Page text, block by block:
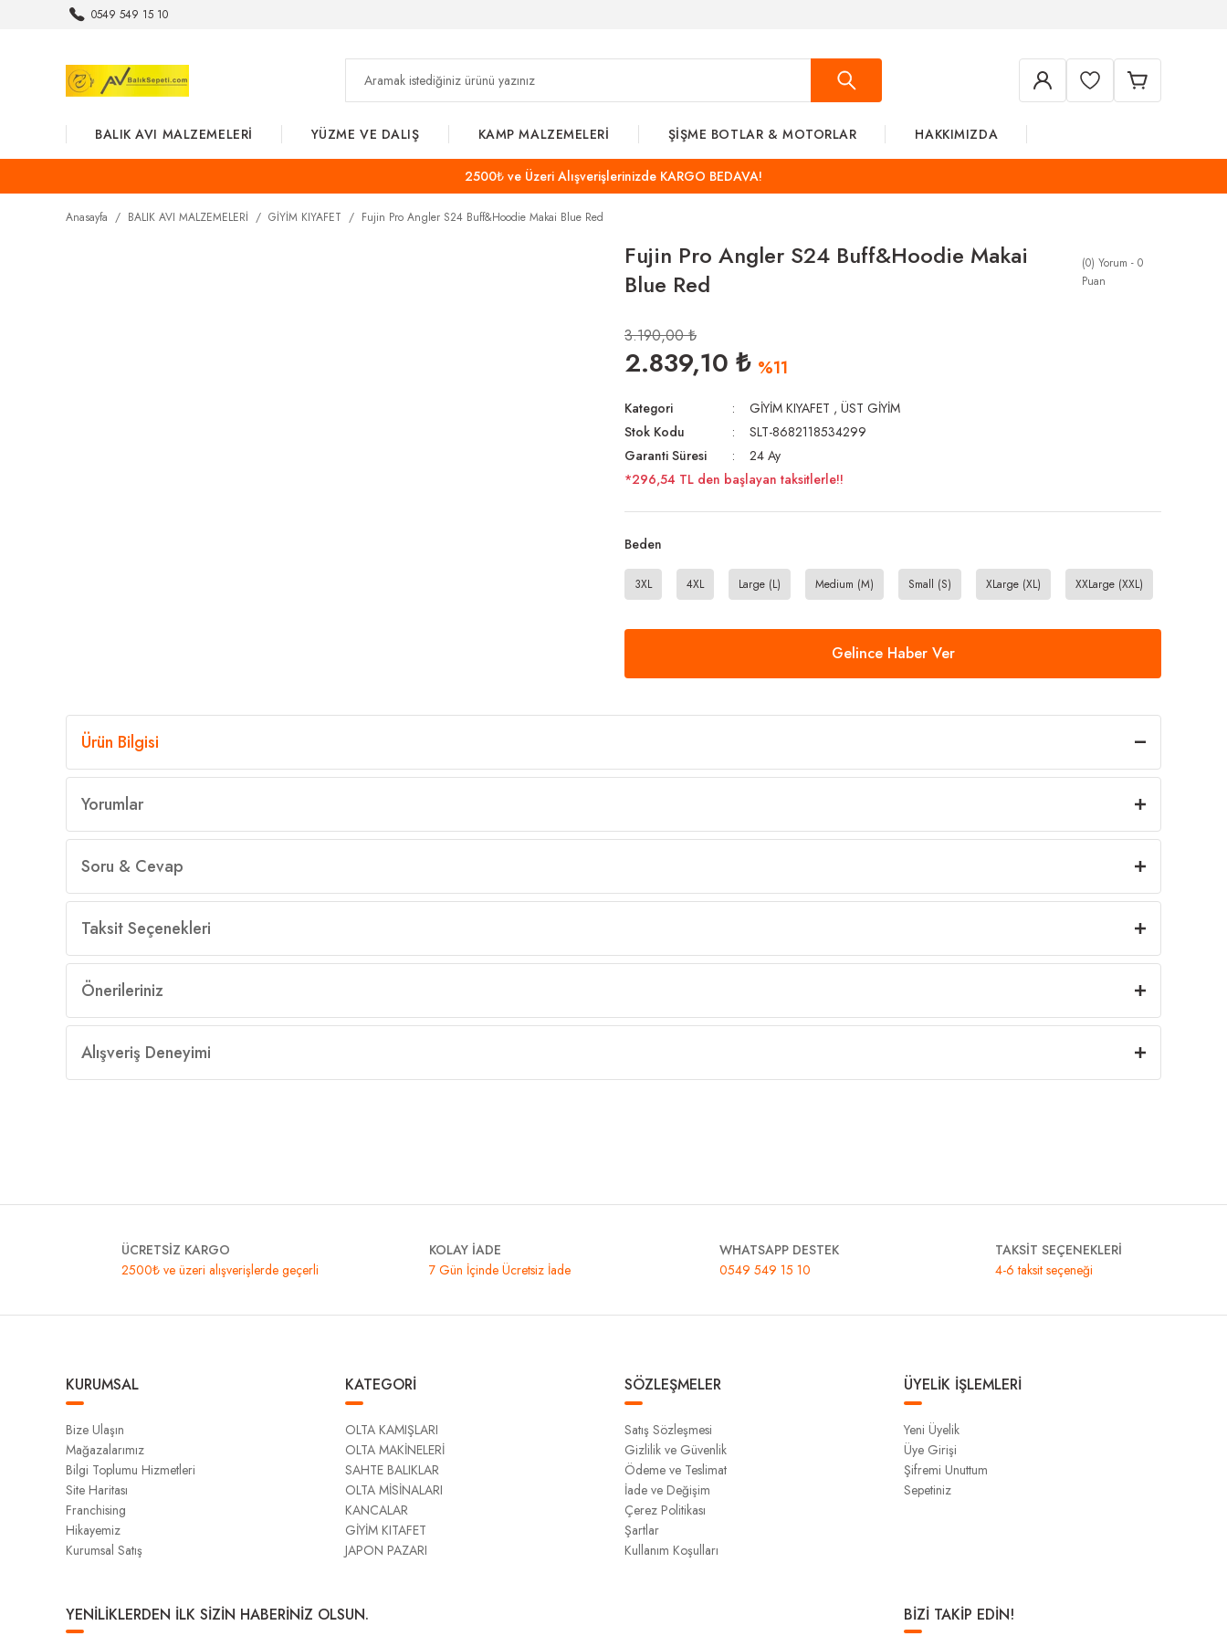
0549 549 15 10
BALIK AVI MALZEMELERİ YÜZME VE DALIŞ KAMP MALZEMELERİ ŞİŞME BOTLAR & MOTORLAR HAKKIMIZDA
2500₺ ve Üzeri Alışverişlerinizde KARGO BEDAVA!
Anasayfa BALIK AVI MALZEMELERİ GİYİM KIYAFET Fujin Pro Angler S24 Buff&Hoodie Makai Blue Red
Fujin Pro Angler S24 Buff&Hoodie Makai
Blue Red
(0) Yorum - 0
Puan
3.190,00 ₺
2.839,10 ₺ %11
Kategori GİYİM KIYAFET , ÜST GİYİM
Stok Kodu
SLT-8682118534299
Garanti Süresi
24 Ay
*296,54 TL den başlayan taksitlerle!!
Beden
3XL 4XL Large (L) Medium (M) Small (S) XLarge (XL) XXLarge (XXL)
Gelince Haber Ver
Ürün Bilgisi
Yorumlar
Soru & Cevap
Taksit Seçenekleri
Önerileriniz
Alışveriş Deneyimi
ÜCRETSİZ KARGO
2500₺ ve üzeri alışverişlerde geçerli
KOLAY İADE
7 Gün İçinde Ücretsiz İade
WHATSAPP DESTEK
0549 549 15 10
TAKSİT SEÇENEKLERİ
4-6 taksit seçeneği
KURUMSAL
Bize Ulaşın
Mağazalarımız
Bilgi Toplumu Hizmetleri
Site Haritası
Franchising
Hikayemiz
Kurumsal Satış
KATEGORİ
OLTA KAMIŞLARI
OLTA MAKİNELERİ
SAHTE BALIKLAR
OLTA MİSİNALARI
KANCALAR
GİYİM KITAFET
JAPON PAZARI
SÖZLEŞMELER
Satış Sözleşmesi
Gizlilik ve Güvenlik
Ödeme ve Teslimat
İade ve Değişim
Çerez Politikası
Şartlar
Kullanım Koşulları
ÜYELİK İŞLEMLERİ
Yeni Üyelik
Üye Girişi
Şifremi Unuttum
Sepetiniz
YENİLİKLERDEN İLK SİZİN HABERİNİZ OLSUN. BİZİ TAKİP EDİN!